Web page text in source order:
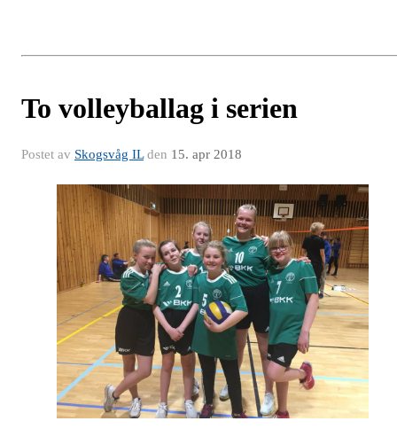
To volleyballag i serien
Postet av Skogsvåg ILden 15. apr 2018